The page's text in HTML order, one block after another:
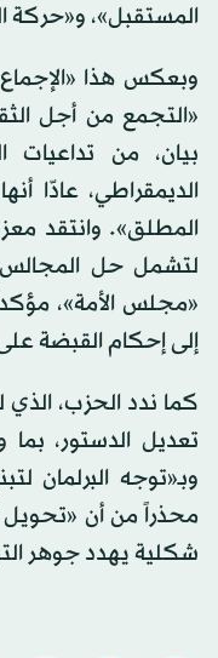
المستقبل»، و«حركة
وبعكس هذا
«التجمع من أجل
بيان، من تداعيات
الديمقراطي، عادّا
المطلق». وانتقد
لتشمل حل المجالس
«مجلس الأمة»،
إلى إحكام القبضة
كما ندد الحزب،
تعديل الدستور،
وبـ«توجه
محذراً من أن «تحويل
شكلية يهدد جوهر